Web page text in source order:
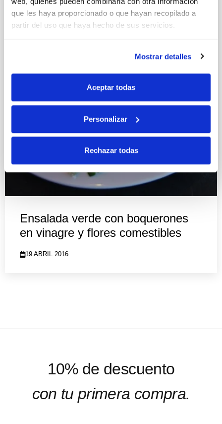
que les haya proporcionado o que hayan recopilado a
partir del uso que haya hecho de sus servicios.
Mostrar detalles
Aceptar todas
Personalizar
Rechazar todas
Ensalada verde con boquerones
en vinagre y flores comestibles
19 ABRIL 2016
10% de descuento
con tu primera compra.